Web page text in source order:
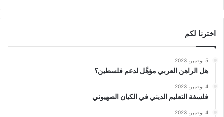
اخترنا لكم
5 نوفمبر، 2023
هل الراهن العربي مؤهَّل لدعم فلسطين؟
4 نوفمبر، 2023
فلسفة التعليم الديني في الكيان الصهيوني
4 نوفمبر، 2023